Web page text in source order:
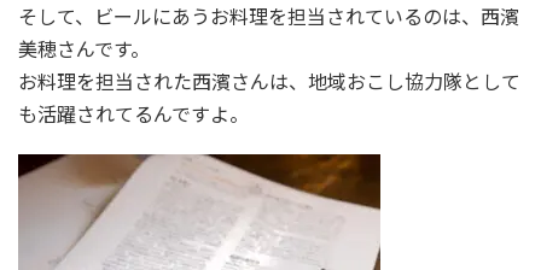
そして、ビールにあうお料理を担当されているのは、西濱
美穂さんです。
お料理を担当された西濱さんは、地域おこし協力隊として
も活躍されてるんですよ。